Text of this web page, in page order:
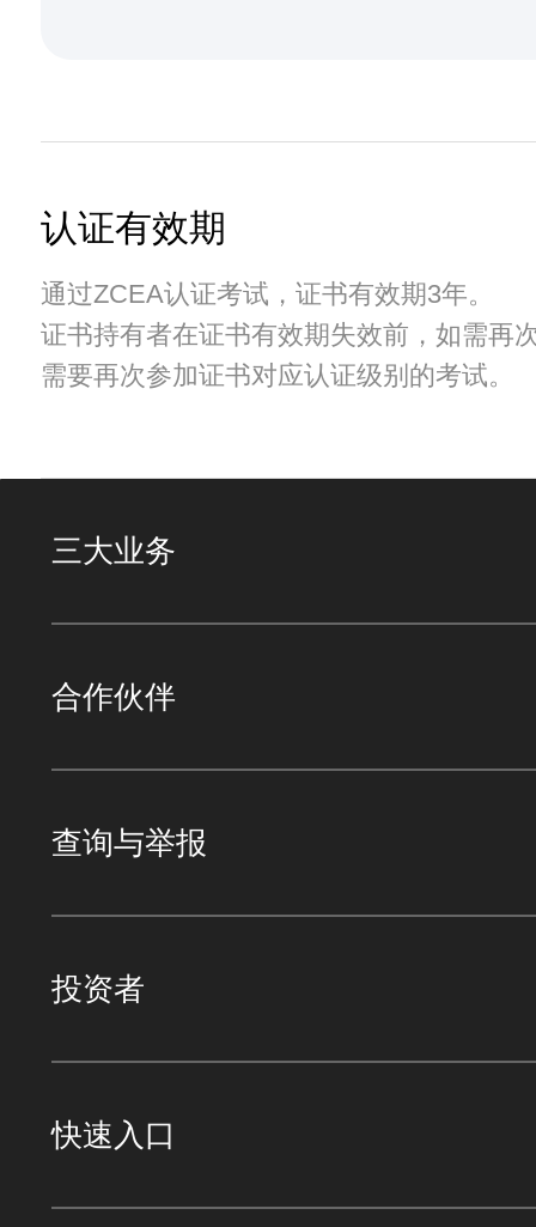
认证有效期
通过ZCEA认证考试，证书有效期3年。
证书持有者在证书有效期失效前，如需再
需要再次参加证书对应认证级别的考试。
三大业务
合作伙伴
查询与举报
投资者
快速入口